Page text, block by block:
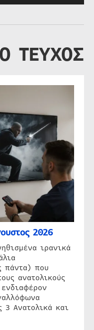
ΤΕΥΧΟΣ
2026
ιρανικά
πάντα) που
ανατολικούς
3 Ανατολικά και